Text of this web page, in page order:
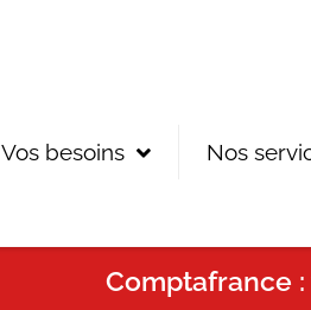
Vos besoins Nos
Comptafrance